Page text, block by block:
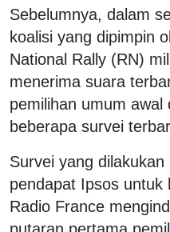
Sebelumnya, dalam
koalisi yang dipimpin
National Rally (RN)
menerima suara
pemilihan umum
beberapa survei
Survei yang
pendapat Ipsos untuk
Radio France